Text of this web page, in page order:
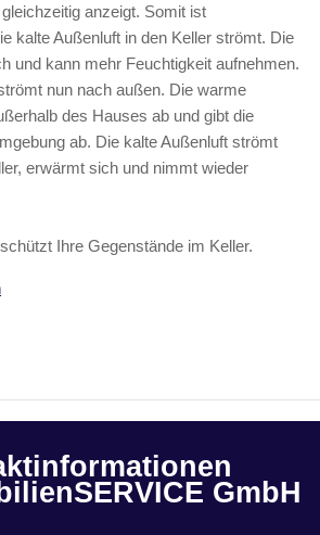
anzeigt. Somit ist
kalte Außenluft in den Keller strömt. Die
und kann mehr Feuchtigkeit aufnehmen.
nun nach außen. Die warme
des Hauses ab und gibt die
ab. Die kalte Außenluft strömt
erwärmt sich und nimmt wieder
Ihre Gegenstände im Keller.
GmbH